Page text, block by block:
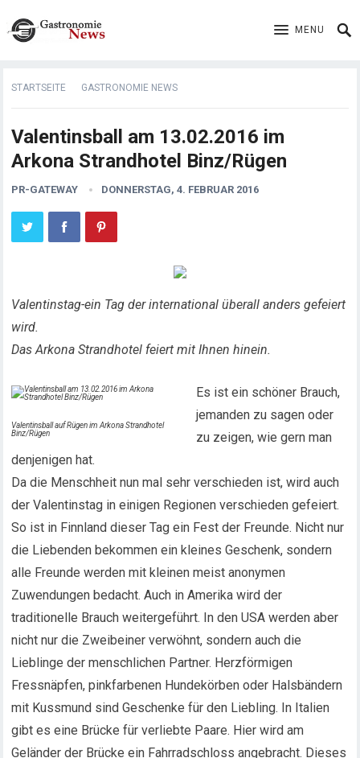
MENU
STARTSEITE GASTRONOMIE NEWS
Valentinsball am 13.02.2016 im
Arkona Strandhotel Binz/Rügen
PR-GATEWAY DONNERSTAG, 4. FEBRUAR 2016
Valentinstag-ein Tag der international überall anders gefeiert
wird.
Das Arkona Strandhotel feiert mit Ihnen hinein.
Valentinsball auf Rügen im Arkona Strandhotel
Binz/Rügen
Es ist ein schöner Brauch,
jemanden zu sagen oder
zu zeigen, wie gern man
denjenigen hat.
Da die Menschheit nun mal sehr verschieden ist, wird auch
der Valentinstag in einigen Regionen verschieden gefeiert.
So ist in Finnland dieser Tag ein Fest der Freunde. Nicht nur
die Liebenden bekommen ein kleines Geschenk, sondern
alle Freunde werden mit kleinen meist anonymen
Zuwendungen bedacht. Auch in Amerika wird der
traditionelle Brauch weitergeführt. In den USA werden aber
nicht nur die Zweibeiner verwöhnt, sondern auch die
Lieblinge der menschlichen Partner. Herzförmigen
Fressnäpfen, pinkfarbenen Hundekörben oder Halsbändern
mit Kussmund sind Geschenke für den Liebling. In Italien
gibt es eine Brücke für verliebte Paare. Hier wird am
Geländer der Brücke ein Fahrradschloss angebracht. Dieses